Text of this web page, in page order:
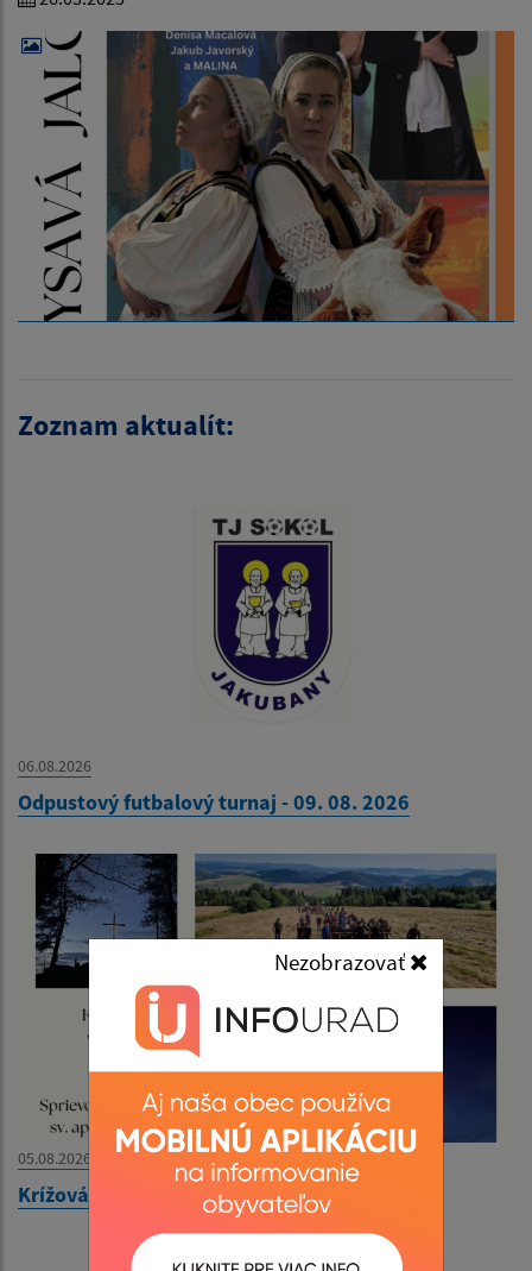
Nezobrazovať
Zoznam aktualít:
06.08.2026
Odpustový futbalový turnaj - 09. 08. 2026
05.08.2026
Krížová cesta na vrch Kečera - 08. 08. 2026